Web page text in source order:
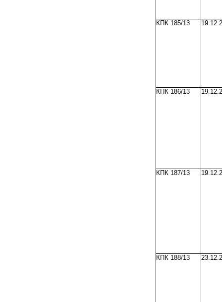
КПК 185/13
КПК 186/13
КПК 187/13
КПК 188/13